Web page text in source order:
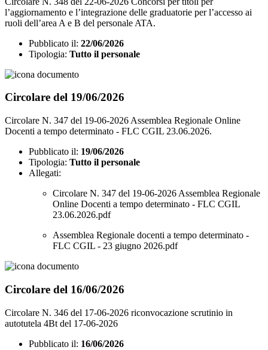
l’aggiornamento e l’integrazione delle graduatorie per l’accesso ai
ruoli dell’area A e B del personale ATA.
Pubblicato il: 22/06/2026
Tipologia: Tutto il personale
Circolare del 19/06/2026
Circolare N. 347 del 19-06-2026 Assemblea Regionale Online
Docenti a tempo determinato - FLC CGIL 23.06.2026.
Pubblicato il: 19/06/2026
Tipologia: Tutto il personale
Allegati:
Circolare N. 347 del 19-06-2026 Assemblea Regionale
Online Docenti a tempo determinato - FLC CGIL
23.06.2026.pdf
Assemblea Regionale docenti a tempo determinato -
FLC CGIL - 23 giugno 2026.pdf
Circolare del 16/06/2026
Circolare N. 346 del 17-06-2026 riconvocazione scrutinio in
autotutela 4Bt del 17-06-2026
Pubblicato il: 16/06/2026